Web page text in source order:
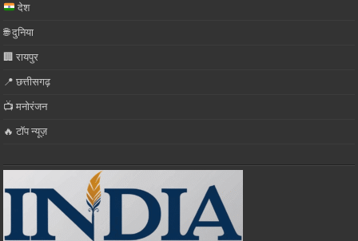
देश
🌐 दुनिया
🏢 रायपुर
📍 छत्तीसगढ़
📺 मनोरंजन
🔥 टॉप न्यूज़